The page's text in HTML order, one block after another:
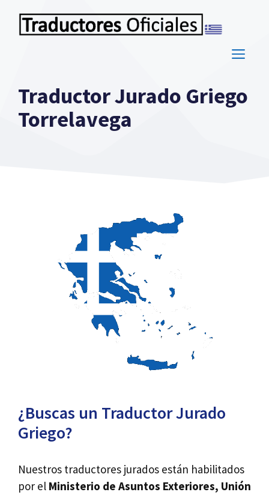
Traductor Jurado Griego
Torrelavega
¿Buscas un Traductor Jurado
Griego?
Nuestros traductores jurados están habilitados
por el Ministerio de Asuntos Exteriores, Unión